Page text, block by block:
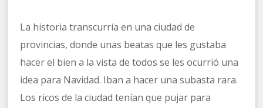
La historia transcurría en una ciudad de
provincias, donde unas beatas que les gustaba
hacer el bien a la vista de todos se les ocurrió una
idea para Navidad. Iban a hacer una subasta rara.
Los ricos de la ciudad tenían que pujar para